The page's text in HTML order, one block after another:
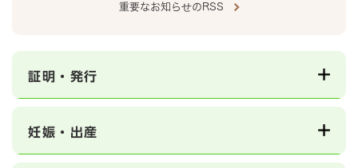
重要なお知らせのRSS
証明・発行
妊娠・出産